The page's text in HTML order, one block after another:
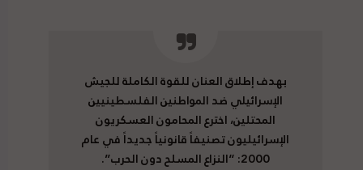
بهدف إطلاق العنان للقوة الكاملة للجيش
الإسرائيلي ضد المواطنين الفلسطينيين
المحتلين، اخترع المحامون العسكريون
الإسرائيليون تصنيفاً قانونياً جديداً في عام
2000: “النزاع المسلح دون الحرب”.